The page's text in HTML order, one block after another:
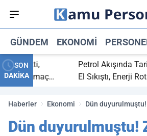
GÜNDEM EKONOMI
SON
DAKİKA
bitti,
maç
Petrol Akışında
El Sıkıştı, Enerji
Haberler Ekonomi
Dün
Dün duyurulmuştu!